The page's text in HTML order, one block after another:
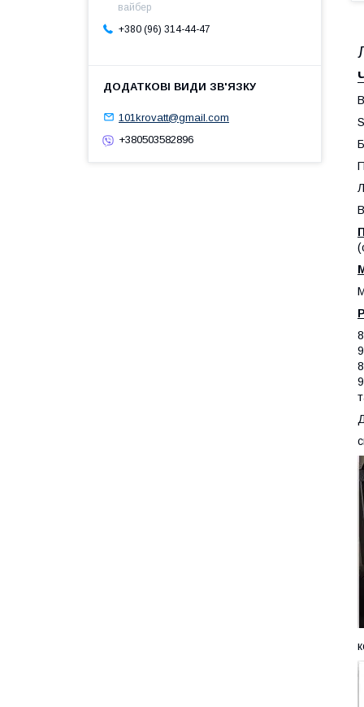
вайбер
+380 (96) 314-44-47
101krovatt@gmail.com
+380503582896